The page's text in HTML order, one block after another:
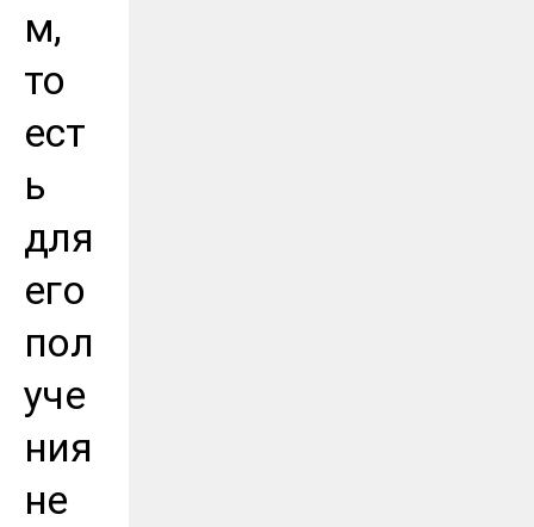
м,
то
ест
ь
для
его
пол
уче
ния
не